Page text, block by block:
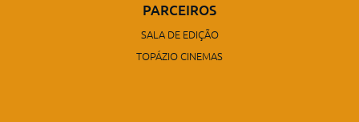
PARCEIROS
SALA DE EDIÇÃO
TOPÁZIO CINEMAS